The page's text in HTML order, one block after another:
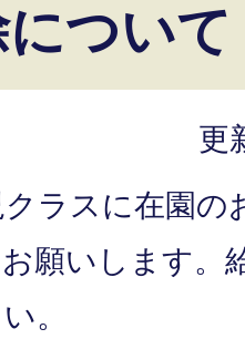
ついて
更
ラスに在園の
願いします。
。